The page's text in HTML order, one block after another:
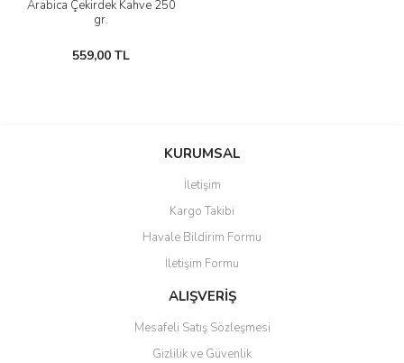
Arabica Çekirdek Kahve 250
gr.
559,00 TL
KURUMSAL
İletişim
Kargo Takibi
Havale Bildirim Formu
İletişim Formu
ALIŞVERİŞ
Mesafeli Satış Sözleşmesi
Gizlilik ve Güvenlik